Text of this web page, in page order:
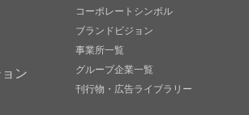
ン
コーポレートシンボル
ブランドビジョン
事業所一覧
グループ企業一覧
刊行物・広告ライブラリー